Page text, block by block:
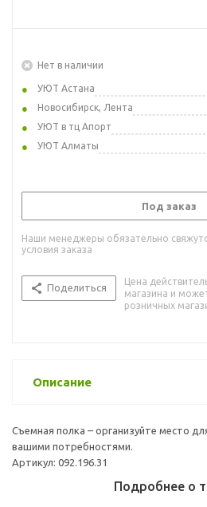
Нет в наличии
УЮТ Астана
Новосибирск, Лента
УЮТ в тц Апорт
УЮТ Алматы
Под заказ
Наши менеджеры обязательно
условия заказа
Поделиться
Цена
магазина и
розничных
Описание
Съемная полка – организуйте место
вашими потребностями.
Артикул: 092.196.31
Подробнее о